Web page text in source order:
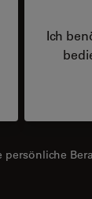
Ich
persönliche